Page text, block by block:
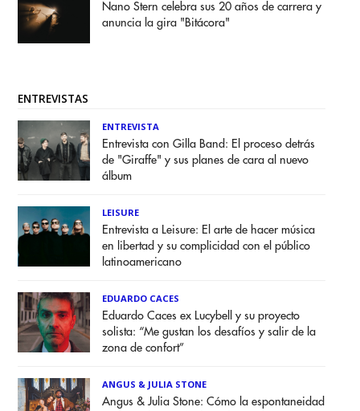
Nano Stern celebra sus 20 años de carrera y
anuncia la gira "Bitácora"
ENTREVISTAS
ENTREVISTA
Entrevista con Gilla Band: El proceso detrás
de "Giraffe" y sus planes de cara al nuevo
álbum
LEISURE
Entrevista a Leisure: El arte de hacer música
en libertad y su complicidad con el público
latinoamericano
EDUARDO CACES
Eduardo Caces ex Lucybell y su proyecto
solista: “Me gustan los desafíos y salir de la
zona de confort”
ANGUS & JULIA STONE
Angus & Julia Stone: Cómo la espontaneidad